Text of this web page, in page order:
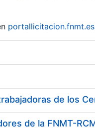
portallicitacion.fnmt.es